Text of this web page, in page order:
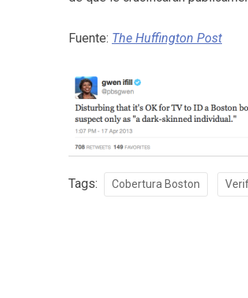
Fuente: The Huffington Post
Tags: Cobertura Boston